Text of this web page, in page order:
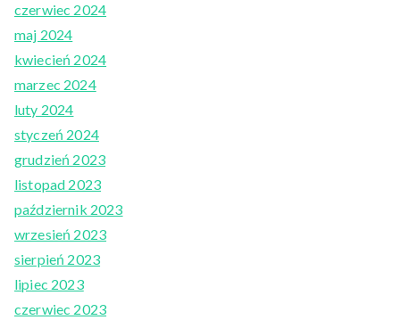
czerwiec 2024
maj 2024
kwiecień 2024
marzec 2024
luty 2024
styczeń 2024
grudzień 2023
listopad 2023
październik 2023
wrzesień 2023
sierpień 2023
lipiec 2023
czerwiec 2023